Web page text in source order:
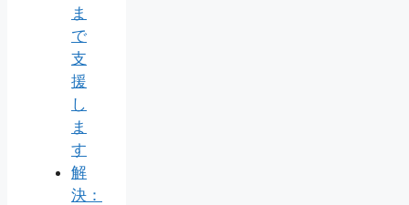
ま
で
支
援
し
ま
す
解
決：